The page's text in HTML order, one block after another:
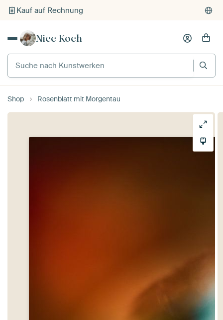
Kauf auf Rechnung
Nicc Koch
Suche nach Kunstwerken
Shop Rosenblatt mit Morgentau